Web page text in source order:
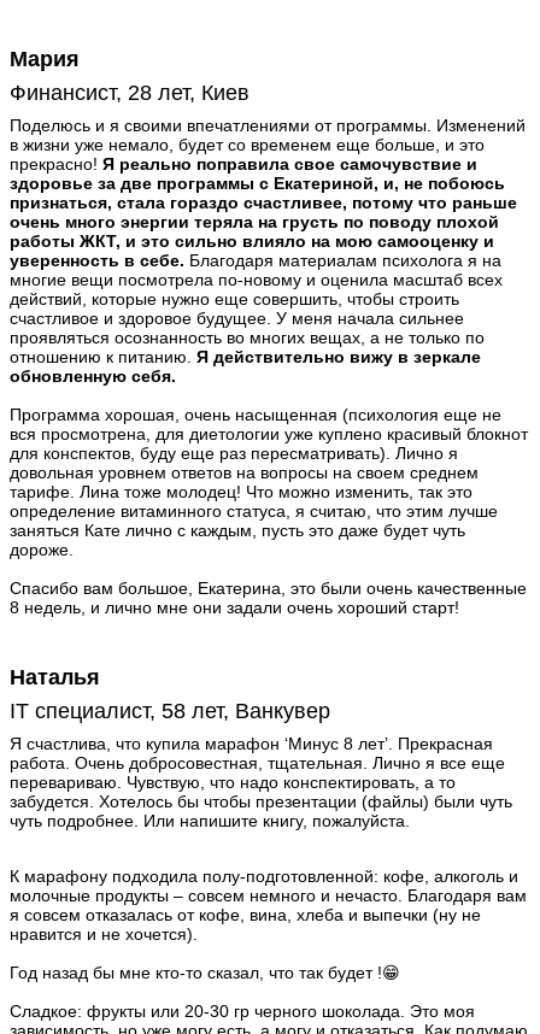
Мария
Финансист, 28 лет, Киев
Поделюсь и я своими впечатлениями от программы. Изменений
в жизни уже немало, будет со временем еще больше, и это
прекрасно! Я реально поправила свое самочувствие и
здоровье за две программы с Екатериной, и, не побоюсь
признаться, стала гораздо счастливее, потому что раньше
очень много энергии теряла на грусть по поводу плохой
работы ЖКТ, и это сильно влияло на мою самооценку и
уверенность в себе. Благодаря материалам психолога я на
многие вещи посмотрела по-новому и оценила масштаб всех
действий, которые нужно еще совершить, чтобы строить
счастливое и здоровое будущее. У меня начала сильнее
проявляться осознанность во многих вещах, а не только по
отношению к питанию. Я действительно вижу в зеркале
обновленную себя.
Программа хорошая, очень насыщенная (психология еще не
вся просмотрена, для диетологии уже куплено красивый блокнот
для конспектов, буду еще раз пересматривать). Лично я
довольная уровнем ответов на вопросы на своем среднем
тарифе. Лина тоже молодец! Что можно изменить, так это
определение витаминного статуса, я считаю, что этим лучше
заняться Кате лично с каждым, пусть это даже будет чуть
дороже.
Спасибо вам большое, Екатерина, это были очень качественные
8 недель, и лично мне они задали очень хороший старт!
Наталья
IT специалист, 58 лет, Ванкувер
Я счастлива, что купила марафон ‘Минус 8 лет’. Прекрасная
работа. Очень добросовестная, тщательная. Лично я все еще
перевариваю. Чувствую, что надо конспектировать, а то
забудется. Хотелось бы чтобы презентации (файлы) были чуть
чуть подробнее. Или напишите книгу, пожалуйста.
К марафону подходила полу-подготовленной: кофе, алкоголь и
молочные продукты – совсем немного и нечасто. Благодаря вам
я совсем отказалась от кофе, вина, хлеба и выпечки (ну не
нравится и не хочется).
Год назад бы мне кто-то сказал, что так будет !😁
Сладкое: фрукты или 20-30 гр черного шоколада. Это моя